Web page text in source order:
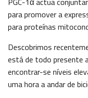
para promover a
para proteínas
Descobrimos
está de todo presente
encontrar-se níveis
uma hora a andar de